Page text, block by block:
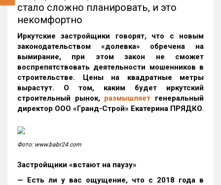
стало сложно планировать, и это
некомфортно
Иркутские застройщики говорят, что с новым
законодательством «долевка» обречена на
вымирание, при этом закон не сможет
воспрепятствовать деятельности мошенников в
строительстве. Цены на квадратные метры
вырастут. О том, каким будет иркутский
строительный рынок, размышляет генеральный
директор ООО «Гранд-Строй» Екатерина ПРЯДКО.
Фото: www.babr24.com
Застройщики «встают на паузу»
— Есть ли у вас ощущение, что с 2018 года в